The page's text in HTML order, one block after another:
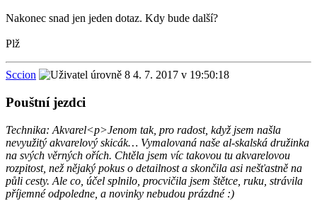
Nakonec snad jen jeden dotaz. Kdy bude další?
Plž
Sccion 4. 7. 2017 v 19:50:18
Pouštní jezdci
Technika: Akvarel<p>Jenom tak, pro radost, když jsem našla
nevyužitý akvarelový skicák… Vymalovaná naše al-skalská družinka
na svých věrných ořích. Chtěla jsem víc takovou tu akvarelovou
rozpitost, než nějaký pokus o detailnost a skončila asi nešťastně na
půli cesty. Ale co, účel splnilo, procvičila jsem štětce, ruku, strávila
příjemné odpoledne, a novinky nebudou prázdné :)